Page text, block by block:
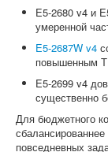
E5-2680 v4 и
умеренной
E5-2687W v4
повышенным
E5-2699 v4
существенно
Для бюджетного
повседневных